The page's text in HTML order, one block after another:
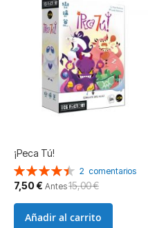
¡Peca Tú!
Valoración:
90%
2 comentarios
Precio
especial
7,50 € Antes15,00 €
Añadir al carrito